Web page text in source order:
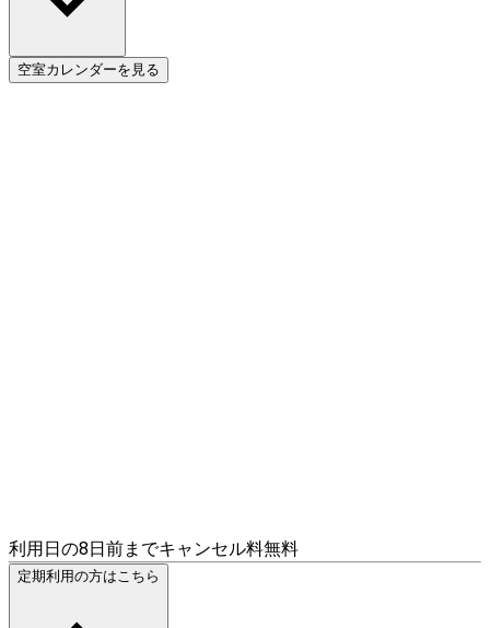
空室カレンダーを見る
利用日の8日前までキャンセル料無料
定期利用の方はこちら